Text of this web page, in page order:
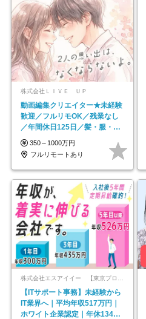
株式会社ＬＩＶＥ ＵＰ
動画編集クリエイター★未経験
歓迎／フルリモOK／残業なし
／年間休日125日／髪・服・ネ
イル自由／研修充実で安心
350～1000万円
フルリモートあり
【ITサポート事務】未経験から
IT業界へ｜平均年収517万円｜
ホワイト企業認定｜年休134日